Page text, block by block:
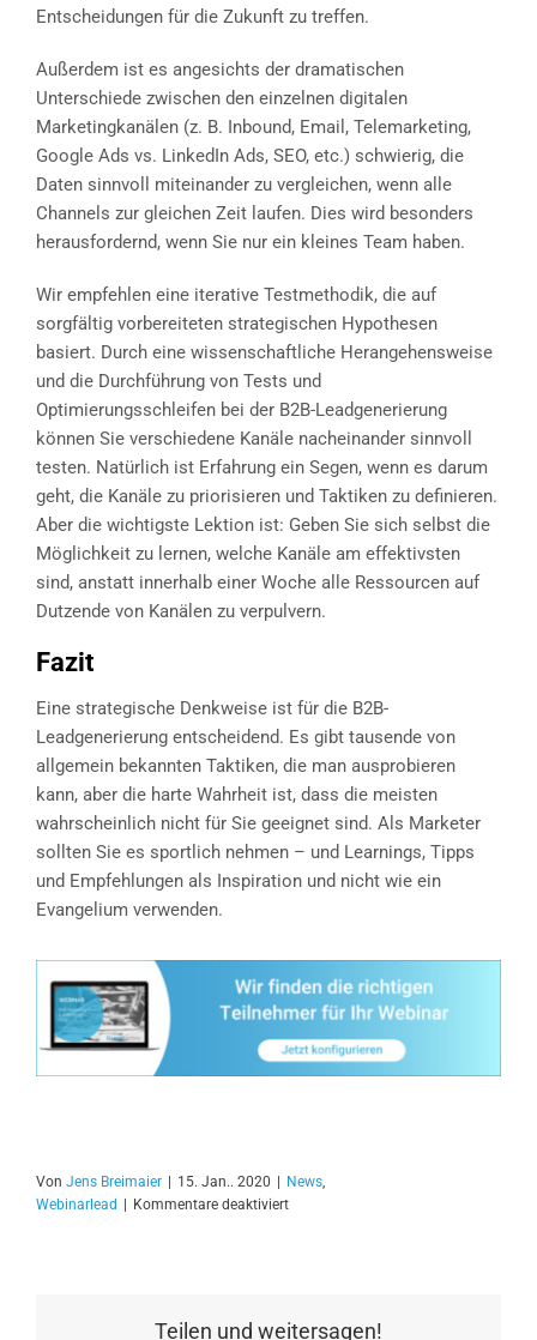
Entscheidungen für die Zukunft zu treffen.
Außerdem ist es angesichts der dramatischen
Unterschiede zwischen den einzelnen digitalen
Marketingkanälen (z. B. Inbound, Email, Telemarketing,
Google Ads vs. LinkedIn Ads, SEO, etc.) schwierig, die
Daten sinnvoll miteinander zu vergleichen, wenn alle
Channels zur gleichen Zeit laufen. Dies wird besonders
herausfordernd, wenn Sie nur ein kleines Team haben.
Wir empfehlen eine iterative Testmethodik, die auf
sorgfältig vorbereiteten strategischen Hypothesen
basiert. Durch eine wissenschaftliche Herangehensweise
und die Durchführung von Tests und
Optimierungsschleifen bei der B2B-Leadgenerierung
können Sie verschiedene Kanäle nacheinander sinnvoll
testen. Natürlich ist Erfahrung ein Segen, wenn es darum
geht, die Kanäle zu priorisieren und Taktiken zu definieren.
Aber die wichtigste Lektion ist: Geben Sie sich selbst die
Möglichkeit zu lernen, welche Kanäle am effektivsten
sind, anstatt innerhalb einer Woche alle Ressourcen auf
Dutzende von Kanälen zu verpulvern.
Fazit
Eine strategische Denkweise ist für die B2B-
Leadgenerierung entscheidend. Es gibt tausende von
allgemein bekannten Taktiken, die man ausprobieren
kann, aber die harte Wahrheit ist, dass die meisten
wahrscheinlich nicht für Sie geeignet sind. Als Marketer
sollten Sie es sportlich nehmen – und Learnings, Tipps
und Empfehlungen als Inspiration und nicht wie ein
Evangelium verwenden.
Von Jens Breimaier 15. Jan.. 2020 News,
Webinarlead
Kommentare deaktiviertfür
Teilen und weitersagen!